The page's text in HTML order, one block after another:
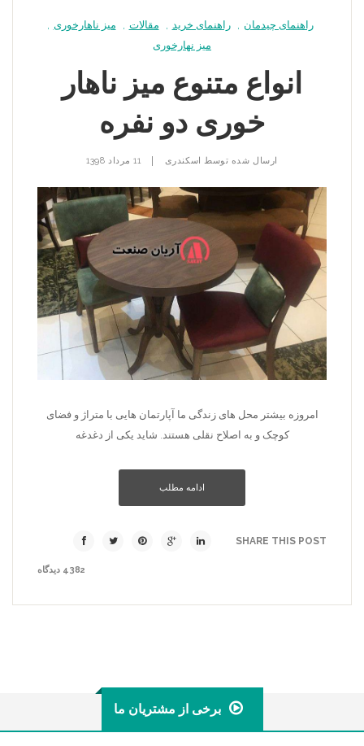
راهنمای چیدمان راهنمای خرید مقالات میز ناهارخوری
میز نهارخوری
انواع متنوع میز ناهار
خوری دو نفره
ارسال شده توسط اسکندری 11 مرداد 1398
امروزه بیشتر محل­ های زندگی ما آپارتمان­ هایی با متراژ و فضای
کوچک و به اصلاح نقلی هستند. شاید یکی از دغدغه­
ادامه مطلب
SHARE THIS POST
4382 دیدگاه
برخی از مشتریان ما